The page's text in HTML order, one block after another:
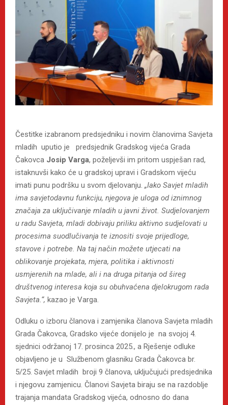
Čestitke izabranom predsjedniku i novim članovima Savjeta
mladih uputio je predsjednik Gradskog vijeća Grada
Čakovca Josip Varga, poželjevši im pritom uspješan rad,
istaknuvši kako će u gradskoj upravi i Gradskom vijeću
imati punu podršku u svom djelovanju. „Iako Savjet mladih
ima savjetodavnu funkciju, njegova je uloga od iznimnog
značaja za uključivanje mladih u javni život. Sudjelovanjem
u radu Savjeta, mladi dobivaju priliku aktivno sudjelovati u
procesima suodlučivanja te iznositi svoje prijedloge,
stavove i potrebe. Na taj način možete utjecati na
oblikovanje projekata, mjera, politika i aktivnosti
usmjerenih na mlade, ali i na druga pitanja od šireg
društvenog interesa koja su obuhvaćena djelokrugom rada
Savjeta.“, kazao je Varga.
Odluku o izboru članova i zamjenika članova Savjeta mladih
Grada Čakovca, Gradsko vijeće donijelo je na svojoj 4.
sjednici održanoj 17. prosinca 2025., a Rješenje odluke
objavljeno je u Službenom glasniku Grada Čakovca br.
5/25. Savjet mladih broji 9 članova, uključujući predsjednika
i njegovu zamjenicu. Članovi Savjeta biraju se na razdoblje
trajanja mandata Gradskog vijeća, odnosno do dana